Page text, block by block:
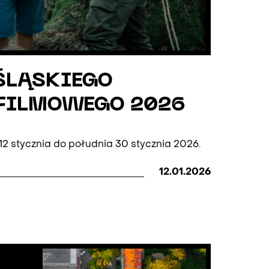
2026
stycznia do południa 30 stycznia 2026.
12.01.2026